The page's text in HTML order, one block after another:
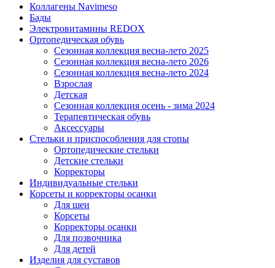
Коллагены Navimeso
Бады
Электровитамины REDOX
Ортопедическая обувь
Сезонная коллекция весна-лето 2025
Сезонная коллекция весна-лето 2026
Сезонная коллекция весна-лето 2024
Взрослая
Детская
Сезонная коллекция осень - зима 2024
Терапевтическая обувь
Аксессуары
Стельки и приспособления для стопы
Ортопедические стельки
Детские стельки
Корректоры
Индивидуальные стельки
Корсеты и корректоры осанки
Для шеи
Корсеты
Корректоры осанки
Для позвочника
Для детей
Изделия для суставов